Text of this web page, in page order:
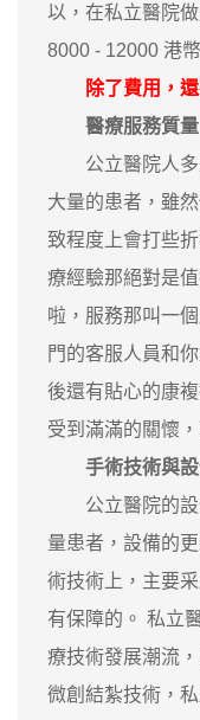
以，在私立醫院
8000 - 12000 港幣
除了費用，
醫療服務質量
公立醫院人多
大量的患者，雖
致程度上會打些
療經驗那絕對是
啦，服務那叫一
門的客服人員和
後還有貼心的康
受到滿滿的關懷
手術技術與
公立醫院的設
量患者，設備的
術技術上，主要
有保障的。 私立
療技術發展潮流
微創結紮技術，